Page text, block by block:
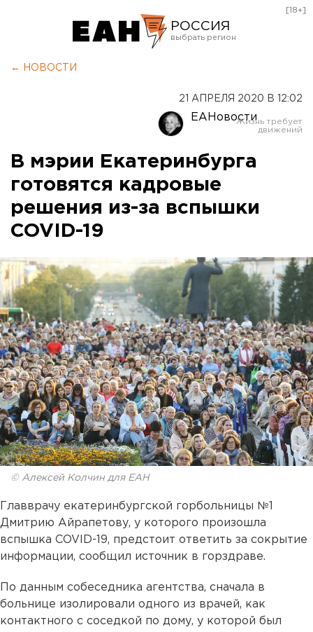
РОССИЯ
Оренбург
[18+]
← НОВОСТИ
21 АПРЕЛЯ 2020 В 12:02
ЕАНовости
В мэрии Екатеринбурга
готовятся кадровые
решения из-за вспышки
COVID-19
© Алексей Колчин для ЕАН
Главврачу екатеринбургской горбольницы №1
Дмитрию Айрапетову, у которого произошла
вспышка COVID-19, предстоит ответить за сокрытие
информации, сообщил источник в горздраве.
По данным собеседника агентства, сначала в
больнице изолировали одного из врачей, как
контактного с соседкой по дому, у которой был